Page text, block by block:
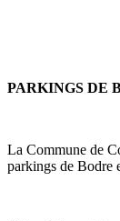
PARKINGS DE
La Commune de
parkings de Bodre